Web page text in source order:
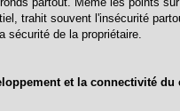
trahit souvent l'insécurité
sécurité de la propriétaire.
et la connectivité du